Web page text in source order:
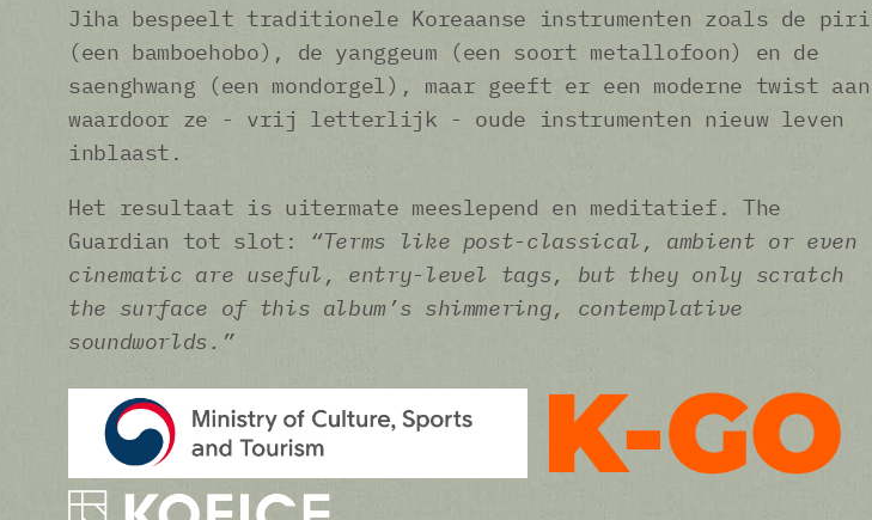
Jiha bespeelt traditionele Koreaanse instrumenten zoals de piri
(een bamboehobo), de yanggeum (een soort metallofoon) en de
saenghwang (een mondorgel), maar geeft er een moderne twist aan
waardoor ze - vrij letterlijk - oude instrumenten nieuw leven
inblaast.
Het resultaat is uitermate meeslepend en meditatief. The
Guardian tot slot: “Terms like post-classical, ambient or even
cinematic are useful, entry-level tags, but they only scratch
the surface of this album’s shimmering, contemplative
soundworlds.”